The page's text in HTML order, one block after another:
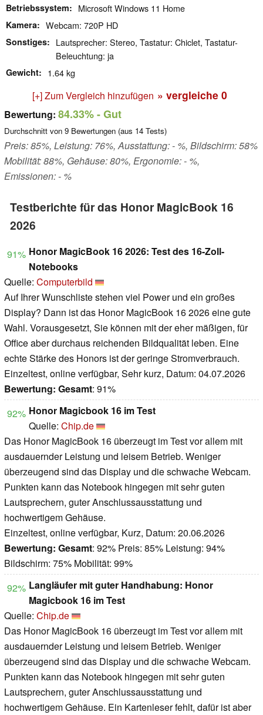
Betriebssystem Microsoft Windows 11 Home
Kamera Webcam: 720P HD
Sonstiges
Lautsprecher: Stereo, Tastatur: Chiclet, Tastatur-
Beleuchtung: ja
Gewicht 1.64 kg
[+] Zum Vergleich hinzufügen » vergleiche 0
Bewertung: 84.33%- Gut
Durchschnitt von 9 Bewertungen (aus 14 Tests)
Preis: 85%, Leistung: 76%, Ausstattung: - %, Bildschirm: 58%
Mobilität: 88%, Gehäuse: 80%, Ergonomie: - %,
Emissionen: - %
Testberichte für das Honor MagicBook 16
2026
91% Honor MagicBook 16 2026: Test des 16-Zoll-
Notebooks
Quelle: Computerbild
Auf Ihrer Wunschliste stehen viel Power und ein großes
Display? Dann ist das Honor MagicBook 16 2026 eine gute
Wahl. Vorausgesetzt, Sie können mit der eher mäßigen, für
Office aber durchaus reichenden Bildqualität leben. Eine
echte Stärke des Honors ist der geringe Stromverbrauch.
Einzeltest, online verfügbar, Sehr kurz, Datum: 04.07.2026
Bewertung: Gesamt: 91%
92% Honor Magicbook 16 im Test
Quelle: Chip.de
Das Honor MagicBook 16 überzeugt im Test vor allem mit
ausdauernder Leistung und leisem Betrieb. Weniger
überzeugend sind das Display und die schwache Webcam.
Punkten kann das Notebook hingegen mit sehr guten
Lautsprechern, guter Anschlussausstattung und
hochwertigem Gehäuse.
Einzeltest, online verfügbar, Kurz, Datum: 20.06.2026
Bewertung: Gesamt: 92% Preis: 85% Leistung: 94%
Bildschirm: 75% Mobilität: 99%
92% Langläufer mit guter Handhabung: Honor
Magicbook 16 im Test
Quelle: Chip.de
Das Honor MagicBook 16 überzeugt im Test vor allem mit
ausdauernder Leistung und leisem Betrieb. Weniger
überzeugend sind das Display und die schwache Webcam.
Punkten kann das Notebook hingegen mit sehr guten
Lautsprechern, guter Anschlussausstattung und
hochwertigem Gehäuse. Ein Kartenleser fehlt, dafür ist aber